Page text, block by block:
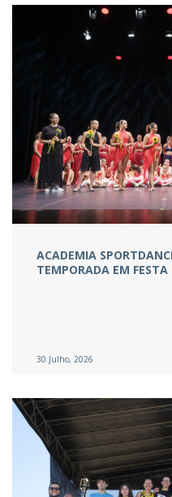
ACADEMIA
TEMPORADA EM FESTA
30 Julho, 2026